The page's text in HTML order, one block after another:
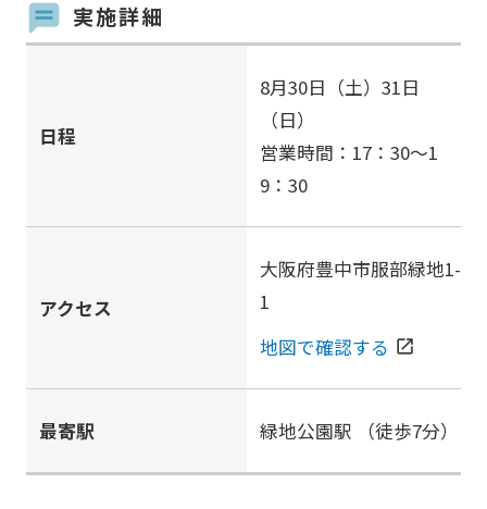
実施詳細
日程
8月30日（土）31日
（日）
営業時間：17：30～1
9：30
アクセス
大阪府豊中市服部緑地1-
1
地図で確認する open_in_new
最寄駅 緑地公園駅 （徒歩7分）